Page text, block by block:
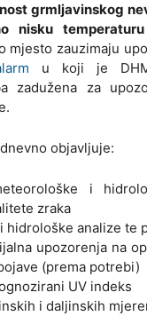
grmljavinskog
nisku
mjesto zauzimaju
u koji je
zadužena za
objavljuje:
i
zraka
hidrološke analize te
upozorenja na
(prema potrebi)
UV indeks
i daljinskih